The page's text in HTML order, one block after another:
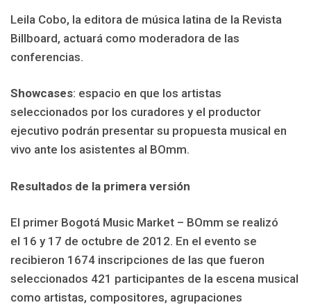
Leila Cobo, la editora de música latina de la Revista
Billboard, actuará como moderadora de las
conferencias.
Showcases: espacio en que los artistas
seleccionados por los curadores y el productor
ejecutivo podrán presentar su propuesta musical en
vivo ante los asistentes al BOmm.
Resultados de la primera versión
El primer Bogotá Music Market – BOmm se realizó
el 16 y 17 de octubre de 2012. En el evento se
recibieron 1674 inscripciones de las que fueron
seleccionados 421 participantes de la escena musical
como artistas, compositores, agrupaciones